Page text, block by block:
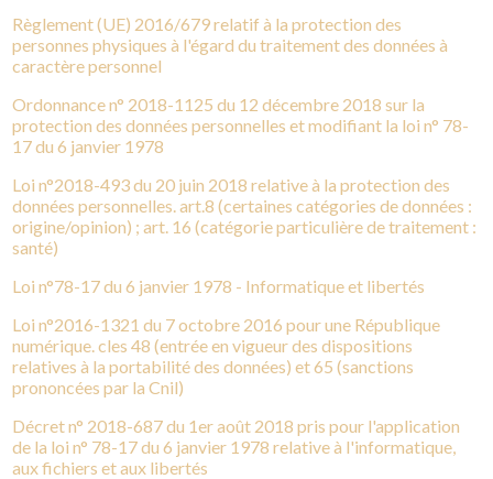
Règlement (UE) 2016/679 relatif à la protection des
personnes physiques à l'égard du traitement des données à
caractère personnel
Ordonnance n° 2018-1125 du 12 décembre 2018 sur la
protection des données personnelles et modifiant la loi n° 78-
17 du 6 janvier 1978
Loi n°2018-493 du 20 juin 2018 relative à la protection des
données personnelles. art.8 (certaines catégories de données :
origine/opinion) ; art. 16 (catégorie particulière de traitement :
santé)
Loi n°78-17 du 6 janvier 1978 - Informatique et libertés
Loi n°2016-1321 du 7 octobre 2016 pour une République
numérique. cles 48 (entrée en vigueur des dispositions
relatives à la portabilité des données) et 65 (sanctions
prononcées par la Cnil)
Décret n° 2018-687 du 1er août 2018 pris pour l'application
de la loi n° 78-17 du 6 janvier 1978 relative à l'informatique,
aux fichiers et aux libertés